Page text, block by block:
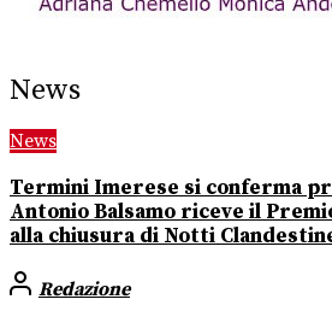
News
News
Termini Imerese si conferma
Antonio Balsamo riceve il
alla chiusura di Notti
Redazione